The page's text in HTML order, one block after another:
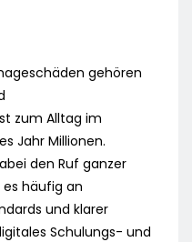
gehören
zum Alltag im
Jahr Millionen.
den Ruf ganzer
häufig an
und klarer
Schulungs- und